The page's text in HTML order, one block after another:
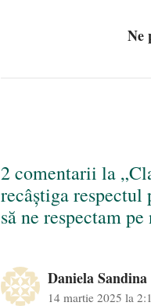
Ne
2 comentarii la
recâștiga
să ne respectam
Daniela Sandina
14 martie 2025 la